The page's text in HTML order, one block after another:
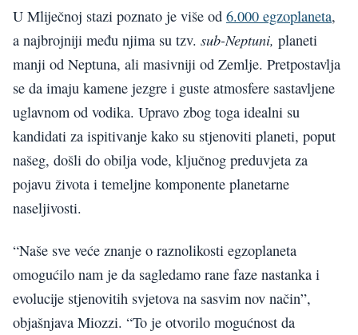
U Mliječnoj stazi poznato je više od 6.000 egzoplaneta,
a najbrojniji među njima su tzv. sub-Neptuni, planeti
manji od Neptuna, ali masivniji od Zemlje. Pretpostavlja
se da imaju kamene jezgre i guste atmosfere sastavljene
uglavnom od vodika. Upravo zbog toga idealni su
kandidati za ispitivanje kako su stjenoviti planeti, poput
našeg, došli do obilja vode, ključnog preduvjeta za
pojavu života i temeljne komponente planetarne
naseljivosti.
“Naše sve veće znanje o raznolikosti egzoplaneta
omogućilo nam je da sagledamo rane faze nastanka i
evolucije stjenovitih svjetova na sasvim nov način”,
objašnjava Miozzi. “To je otvorilo mogućnost da